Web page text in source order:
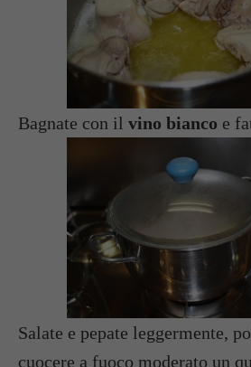
Bagnate con il vino bianco e
Salate e pepate leggermente,
cuocere a fuoco moderato un